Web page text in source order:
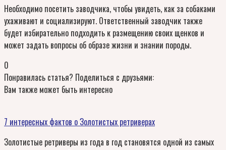
Необходимо посетить заводчика, чтобы увидеть, как за собаками
ухаживают и социализируют. Ответственный заводчик также
будет избирательно подходить к размещению своих щенков и
может задать вопросы об образе жизни и знании породы.
0
Понравилась статья? Поделиться с друзьями:
Вам также может быть интересно
7 интересных фактов о Золотистых ретриверах
Золотистые ретриверы из года в год становятся одной из самых